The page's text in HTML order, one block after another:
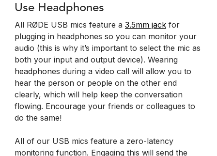
Use Headphones
All RØDE USB mics feature a 3.5mm jack for
plugging in headphones so you can monitor your
audio (this is why it’s important to select the mic as
both your input and output device). Wearing
headphones during a video call will allow you to
hear the person or people on the other end
clearly, which will help keep the conversation
flowing. Encourage your friends or colleagues to
do the same!
All of our USB mics feature a zero-latency
monitoring function. Engaging this will send the